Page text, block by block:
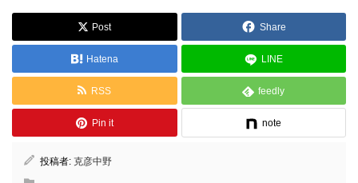
Post Share
Hatena LINE
RSS feedly
Pin it note
投稿者: 克彦中野